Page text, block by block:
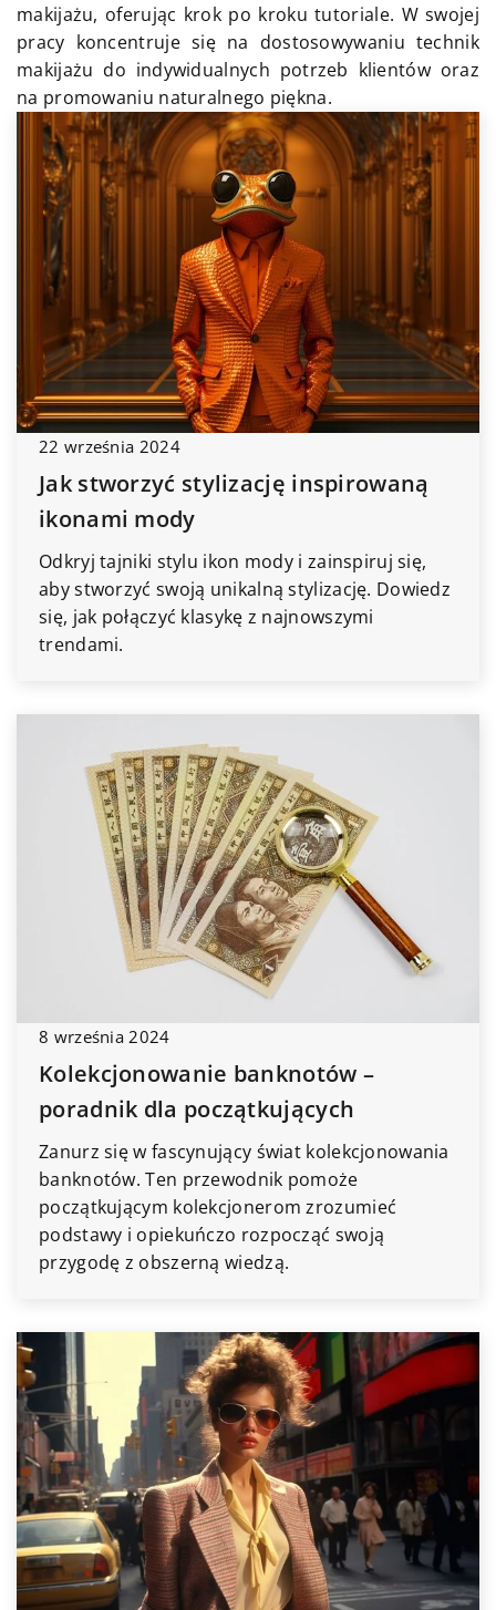
makijażu, oferując krok po kroku tutoriale. W swojej
pracy koncentruje się na dostosowywaniu technik
makijażu do indywidualnych potrzeb klientów oraz
na promowaniu naturalnego piękna.
22 września 2024
Jak stworzyć stylizację inspirowaną
ikonami mody
Odkryj tajniki stylu ikon mody i zainspiruj się,
aby stworzyć swoją unikalną stylizację. Dowiedz
się, jak połączyć klasykę z najnowszymi
trendami.
8 września 2024
Kolekcjonowanie banknotów –
poradnik dla początkujących
Zanurz się w fascynujący świat kolekcjonowania
banknotów. Ten przewodnik pomoże
początkującym kolekcjonerom zrozumieć
podstawy i opiekuńczo rozpocząć swoją
przygodę z obszerną wiedzą.